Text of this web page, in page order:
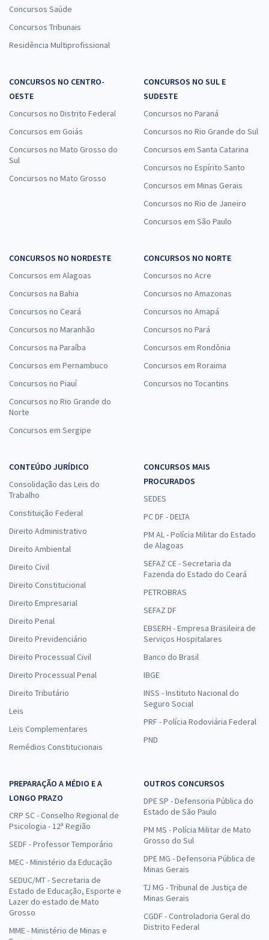
Concursos Saúde
Concursos Tribunais
Residência Multiprofissional
CONCURSOS NO CENTRO-
OESTE
Concursos no Distrito Federal
Concursos em Goiás
Concursos no Mato Grosso do
Sul
Concursos no Mato Grosso
CONCURSOS NO SUL E
SUDESTE
Concursos no Paraná
Concursos no Rio Grande do Sul
Concursos em Santa Catarina
Concursos no Espírito Santo
Concursos em Minas Gerais
Concursos no Rio de Janeiro
Concursos em São Paulo
CONCURSOS NO NORDESTE
Concursos em Alagoas
Concursos na Bahia
Concursos no Ceará
Concursos no Maranhão
Concursos na Paraíba
Concursos em Pernambuco
Concursos no Piauí
Concursos no Rio Grande do
Norte
Concursos em Sergipe
CONCURSOS NO NORTE
Concursos no Acre
Concursos no Amazonas
Concursos no Amapá
Concursos no Pará
Concursos em Rondônia
Concursos em Roraima
Concursos no Tocantins
CONTEÚDO JURÍDICO
Consolidação das Leis do
Trabalho
Constituição Federal
Direito Administrativo
Direito Ambiental
Direito Civil
Direito Constitucional
Direito Empresarial
Direito Penal
Direito Previdenciário
Direito Processual Civil
Direito Processual Penal
Direito Tributário
Leis
Leis Complementares
Remédios Constitucionais
CONCURSOS MAIS
PROCURADOS
SEDES
PC DF - DELTA
PM AL - Polícia Militar do Estado
de Alagoas
SEFAZ CE - Secretaria da
Fazenda do Estado do Ceará
PETROBRAS
SEFAZ DF
EBSERH - Empresa Brasileira de
Serviços Hospitalares
Banco do Brasil
IBGE
INSS - Instituto Nacional do
Seguro Social
PRF - Polícia Rodoviária Federal
PND
PREPARAÇÃO A MÉDIO E A
LONGO PRAZO
CRP SC - Conselho Regional de
Psicologia - 12ª Região
SEDF - Professor Temporário
MEC - Ministério da Educação
SEDUC/MT - Secretaria de
Estado de Educação, Esporte e
Lazer do estado de Mato
Grosso
MME - Ministério de Minas e
OUTROS CONCURSOS
DPE SP - Defensoria Pública do
Estado de São Paulo
PM MS - Polícia Militar de Mato
Grosso do Sul
DPE MG - Defensoria Pública de
Minas Gerais
TJ MG - Tribunal de Justiça de
Minas Gerais
CGDF - Controladoria Geral do
Distrito Federal